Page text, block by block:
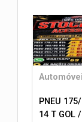
PNEU
14 T GOL